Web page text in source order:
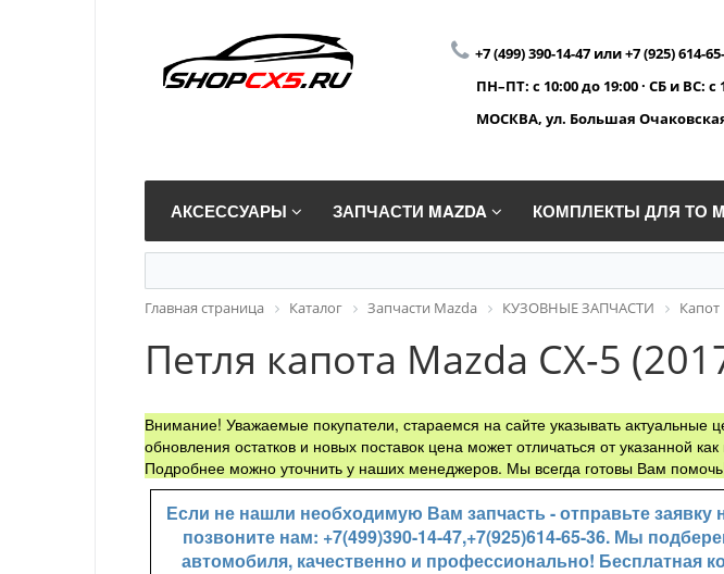
+7 (499) 390-14-47 или +7 (925) 614-
ПН–ПТ: с 10:00 до 19:00 · СБ и ВС: с
МОСКВА, ул. Большая
АКСЕССУАРЫ ЗАПЧАСТИ MAZDA КОМПЛЕКТЫ ДЛЯ ТО
Главная страница Каталог Запчасти Mazda КУЗОВНЫЕ ЗАПЧАСТИ Капот
Петля капота Mazda CX-5
Внимание! Уважаемые покупатели, стараемся на сайте указывать актуальные
обновления остатков и новых поставок цена может отличаться от указанной
Подробнее можно уточнить у наших менеджеров. Мы всегда готовы Вам
Если не нашли необходимую Вам запчасть - отправьте заявку
позвоните нам: +7(499)390-14-47,+7(925)614-65-36. Мы
автомобиля, качественно и профессионально! Бесплатная